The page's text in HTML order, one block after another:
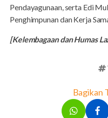
Pendayagunaan, serta Edi
Penghimpunan dan Kerja
[Kelembagaan dan Humas
Bagikan